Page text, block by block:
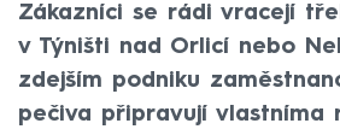
Zákazníci se rádi vracejí
v Týništi nad Orlicí nebo
zdejším podniku
pečiva připravují vlastníma